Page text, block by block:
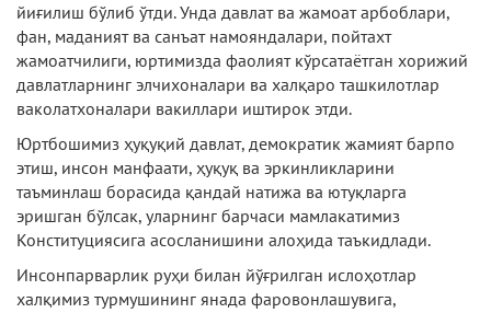
йиғилиш бўлиб ўтди. Унда давлат ва жамоат арбоблари,
фан, маданият ва санъат намояндалари, пойтахт
жамоатчилиги, юртимизда фаолият кўрсатаётган хорижий
давлатларнинг элчихоналари ва халқаро ташкилотлар
ваколатхоналари вакиллари иштирок этди.
Юртбошимиз ҳуқуқий давлат, демократик жамият барпо
этиш, инсон манфаати, ҳуқуқ ва эркинликларини
таъминлаш борасида қандай натижа ва ютуқларга
эришган бўлсак, уларнинг барчаси мамлакатимиз
Конституциясига асосланишини алоҳида таъкидлади.
Инсонпарварлик руҳи билан йўғрилган ислоҳотлар
халқимиз турмушининг янада фаровонлашувига,